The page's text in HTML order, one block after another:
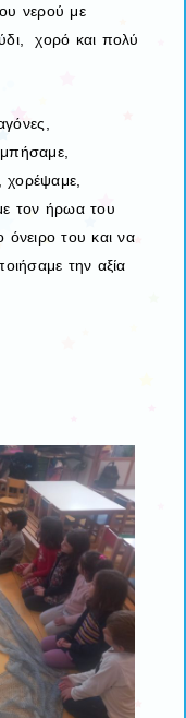
νερού με
χορό και πολύ
χορέψαμε,
τον ήρωα του
του και να
την αξία